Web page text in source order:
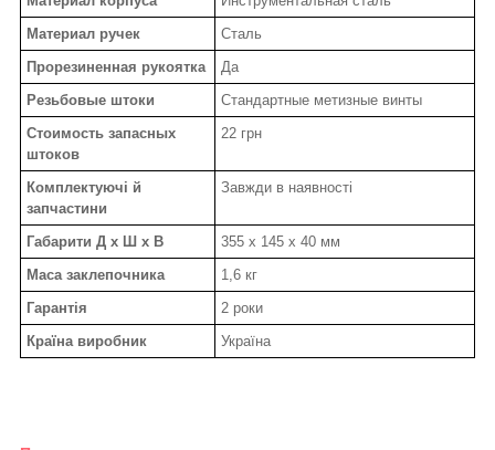
Материал ручек
Сталь
Прорезиненная рукоятка
Да
Резьбовые штоки
Стандартные метизные винты
Стоимость запасных
штоков
22 грн
Комплектуючі й
запчастини
Завжди в наявності
Габарити Д х Ш х В
355 х 145 х 40 мм
Маса заклепочника
1,6 кг
Гарантія
2 роки
Країна виробник
Україна